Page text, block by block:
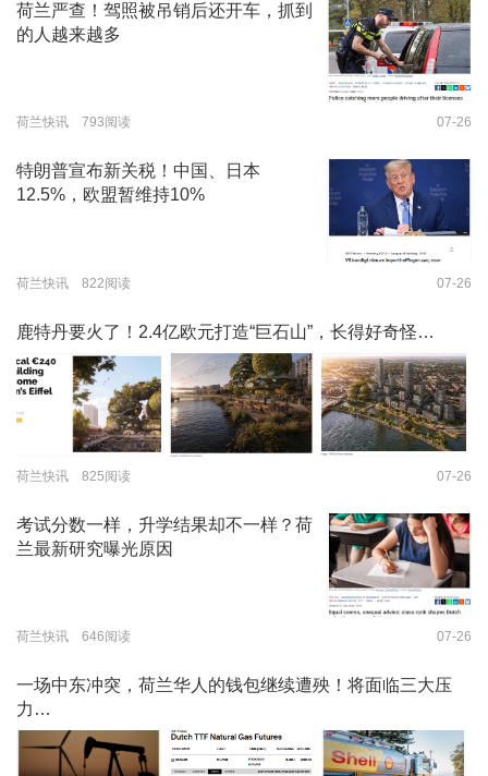
荷兰严查！驾照被吊销后还开车，抓到
的人越来越多
荷兰快讯 793阅读 07-26
特朗普宣布新关税！中国、日本
12.5%，欧盟暂维持10%
荷兰快讯 822阅读 07-26
鹿特丹要火了！2.4亿欧元打造“巨石山”，长得好奇怪…
荷兰快讯 825阅读 07-26
考试分数一样，升学结果却不一样？荷
兰最新研究曝光原因
荷兰快讯 646阅读 07-26
一场中东冲突，荷兰华人的钱包继续遭殃！将面临三大压
力…